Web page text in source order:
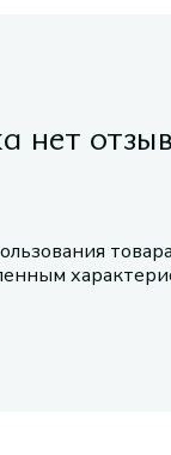
нет